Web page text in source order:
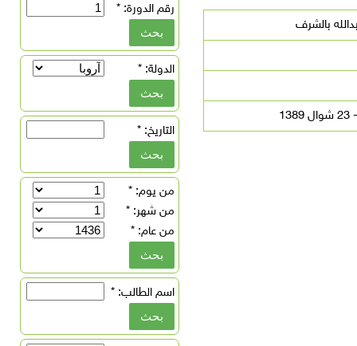
رقم الدورة: *
الدولة: *
التاريخ: *
من يوم: *
من شهر: *
من عام: *
اسم الطالب: *
بالشرف